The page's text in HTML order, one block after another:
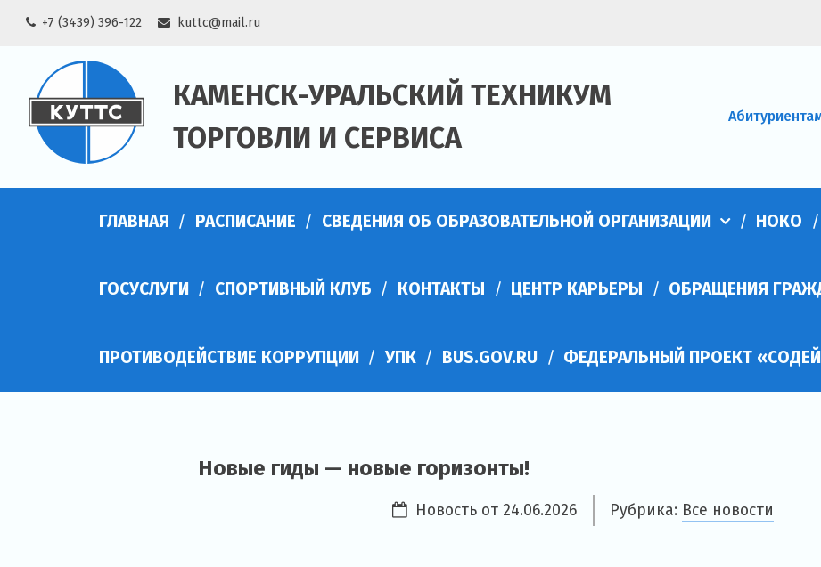
Skip
content
+7 (3439) 396-122 kuttc@mail.ru
КАМЕНСК-УРАЛЬСКИЙ ТЕХНИКУМ
ТОРГОВЛИ И СЕРВИСА
ГЛАВНАЯ РАСПИСАНИЕ СВЕДЕНИЯ ОБ ОБРАЗОВАТЕЛЬНОЙ ОРГАНИЗАЦИИ НОКО
ГОСУСЛУГИ СПОРТИВНЫЙ КЛУБ КОНТАКТЫ ЦЕНТР КАРЬЕРЫ ОБРАЩЕНИЯ
ПРОТИВОДЕЙСТВИЕ КОРРУПЦИИ УПК BUS.GOV.RU ФЕДЕРАЛЬНЫЙ ПРОЕКТ
Новые гиды — новые горизонты!
Новость от 24.06.2026 Рубрика: Все новости